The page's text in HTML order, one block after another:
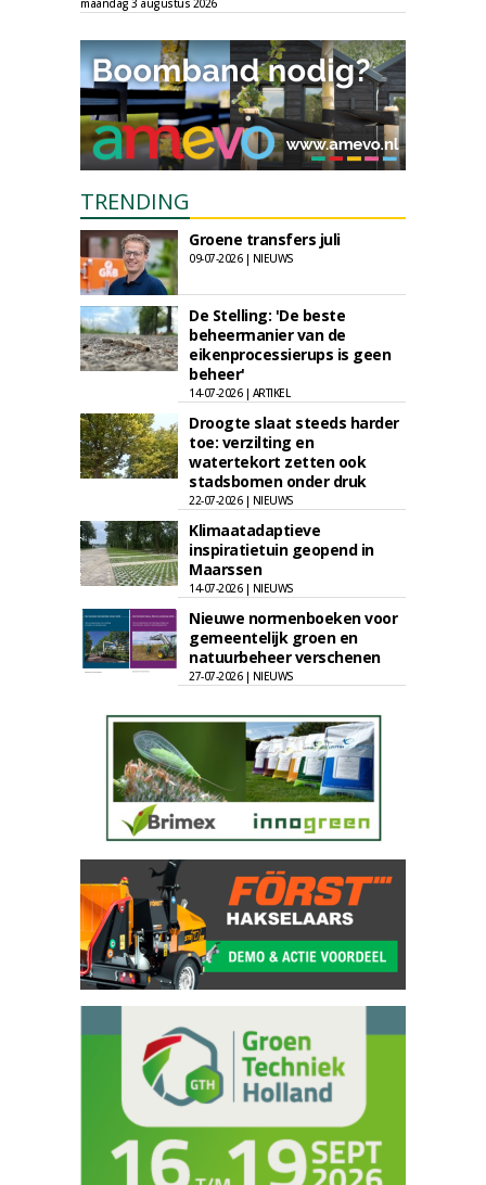
maandag 3 augustus 2026
TRENDING
Groene transfers juli
09-07-2026 | NIEUWS
De Stelling: 'De beste
beheermanier van de
eikenprocessierups is geen
beheer'
14-07-2026 | ARTIKEL
Droogte slaat steeds harder
toe: verzilting en
watertekort zetten ook
stadsbomen onder druk
22-07-2026 | NIEUWS
Klimaatadaptieve
inspiratietuin geopend in
Maarssen
14-07-2026 | NIEUWS
Nieuwe normenboeken voor
gemeentelijk groen en
natuurbeheer verschenen
27-07-2026 | NIEUWS